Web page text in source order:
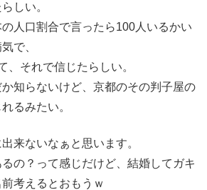
しい。
人口割合で言ったら100人いるかい
で、
、それで信じたらしい。
知らないけど、京都のその判子屋の
るみたい。
来ないなぁと思います。
の？って感じだけど、結婚してガキ
考えるとおもうｗ